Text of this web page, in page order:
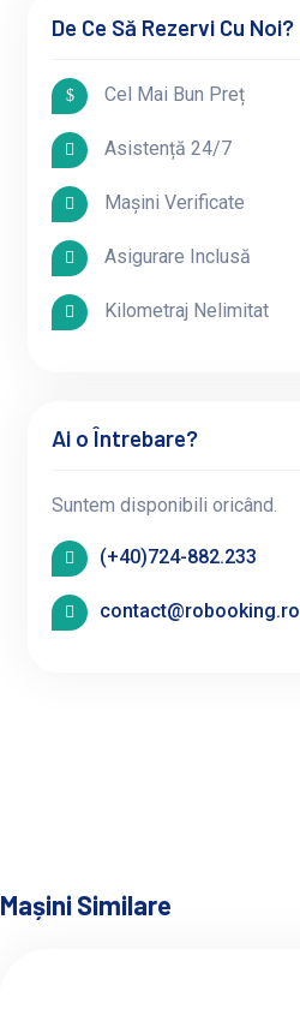
De Ce Să Rezervi Cu Noi?
Cel Mai Bun Preț
Asistență 24/7
Mașini Verificate
Asigurare Inclusă
Kilometraj Nelimitat
Ai o Întrebare?
Suntem disponibili oricând.
(+40)724-882.233
contact@robooking.ro
Mașini Similare